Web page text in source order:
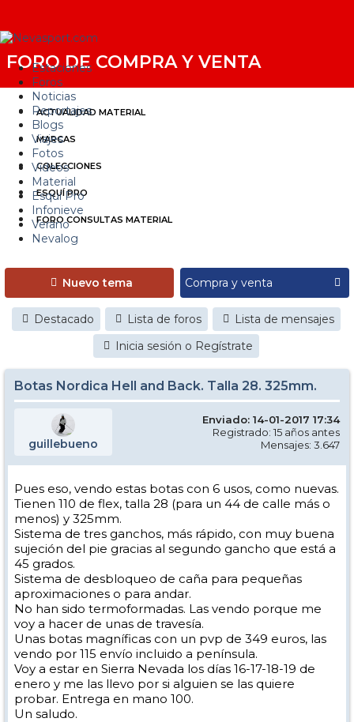
Estaciones
Foros
Noticias
Reportajes
Blogs
Viajes
Fotos
Videos
Material
Esquí Pro
Infonieve
Verano
Nevalog
FORO DE COMPRA Y VENTA
ACTUALIDAD MATERIAL
MARCAS
COLECCIONES
ESQUÍ PRO
FORO CONSULTAS MATERIAL
Nuevo tema
Destacado Lista de foros
Lista de mensajes
Inicia sesión o Regístrate
Botas Nordica Hell and Back. Talla 28. 325mm.
guillebueno
Enviado: 14-01-2017 17:34
Registrado: 15 años antes
Mensajes: 3.647
Pues eso, vendo estas botas con 6 usos, como nuevas.
Tienen 110 de flex, talla 28 (para un 44 de calle más o
menos) y 325mm.
Sistema de tres ganchos, más rápido, con muy buena
sujeción del pie gracias al segundo gancho que está a
45 grados.
Sistema de desbloqueo de caña para pequeñas
aproximaciones o para andar.
No han sido termoformadas. Las vendo porque me
voy a hacer de unas de travesía.
Unas botas magníficas con un pvp de 349 euros, las
vendo por 115 envío incluido a península.
Voy a estar en Sierra Nevada los días 16-17-18-19 de
enero y me las llevo por si alguien se las quiere
probar. Entrega en mano 100.
Un saludo.